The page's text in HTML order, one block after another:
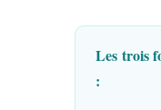
Les trois
: